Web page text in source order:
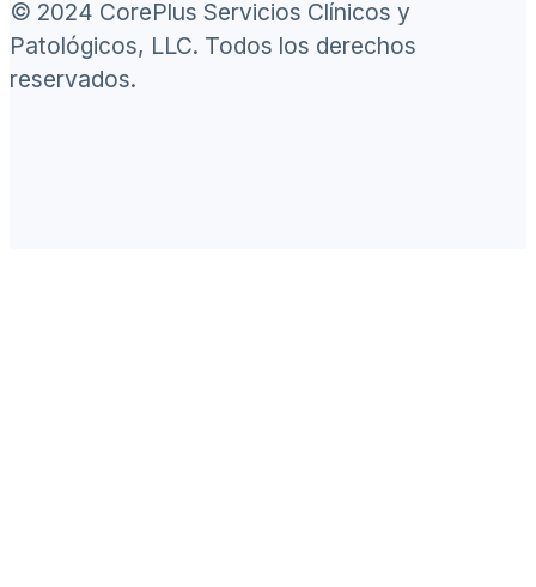
© 2024 CorePlus Servicios Clínicos y
Patológicos, LLC. Todos los derechos
reservados.